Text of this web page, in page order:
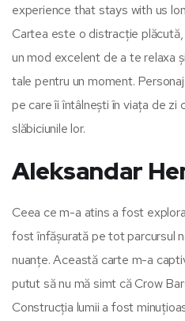
experience that stays with us
Cartea este o distracție
un mod excelent de a te relaxa
tale pentru un moment.
pe care îi întâlnești în viața de zi
slăbiciunile lor.
Aleksandar
Ceea ce m-a atins a fost
fost înfășurată pe tot parcursul
nuanțe. Această carte m-a
putut să nu mă simt că Crow
Construcția lumii a fost